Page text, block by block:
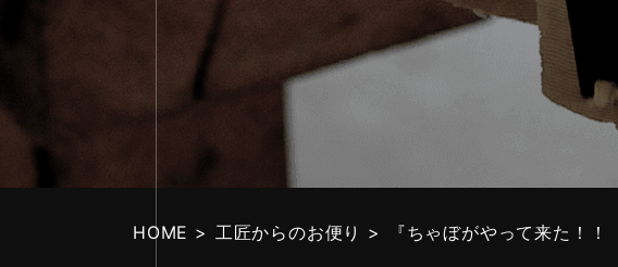
HOME 工匠からのお便り 『ちゃぼがやって来た！